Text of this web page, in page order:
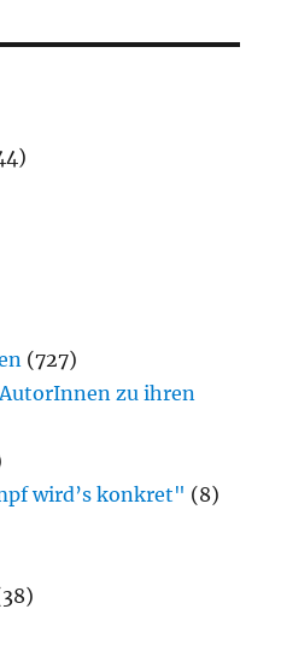
(727)
zu ihren
wird’s konkret" (8)